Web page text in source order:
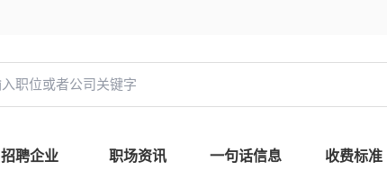
招聘企业 职场资讯 一句话信息 收费标准